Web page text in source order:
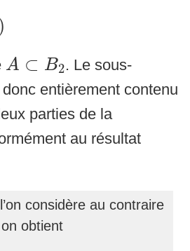
A ⊂ B2
A ⊂B 2
. Le sous-
entièrement contenu
parties de la
au résultat
considère au contraire
obtient